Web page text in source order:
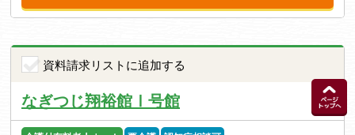
資料請求リストに追加する
なぎつじ翔裕館Ⅰ号館